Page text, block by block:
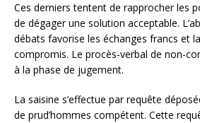
Ces derniers tentent de rapprocher les
de dégager une solution acceptable.
débats favorise les échanges francs et
compromis. Le procès-verbal de non-
à la phase de jugement.
La saisine s’effectue par requête
de prud’hommes compétent. Cette